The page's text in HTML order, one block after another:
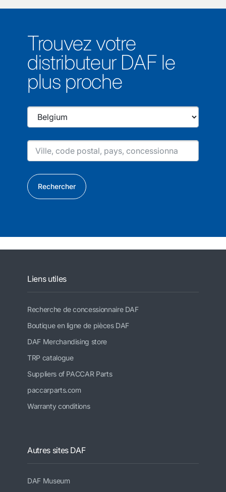
Trouvez votre
distributeur DAF le
plus proche
Rechercher
Liens utiles
Recherche de concessionnaire DAF
Boutique en ligne de pièces DAF
DAF Merchandising store
TRP catalogue
Suppliers of PACCAR Parts
paccarparts.com
Warranty conditions
Autres sites DAF
DAF Museum